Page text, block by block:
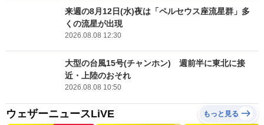
来週の8月12日(水)夜は「ペルセウス座流星群」多
くの流星が出現
2026.08.08 12:30
大型の台風15号(チャンホン) 週前半に東北に接
近・上陸のおそれ
2026.08.08 10:50
ウェザーニュースLiVE もっと見る